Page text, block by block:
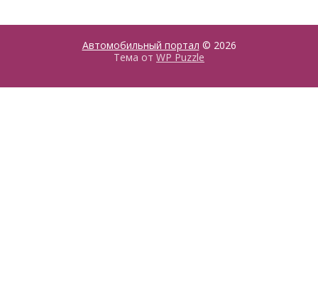
Автомобильный портал © 2026
Тема от WP Puzzle